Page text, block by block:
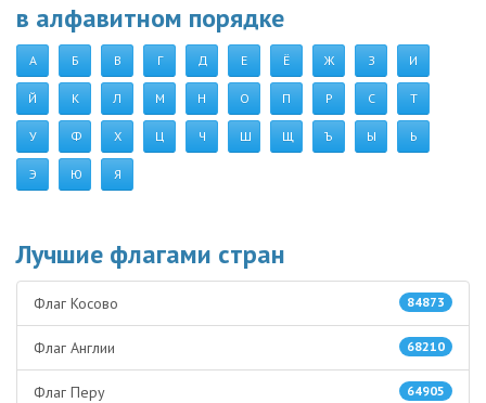
в алфавитном порядке
А Б В Г Д Е Ё Ж З И
Й К Л М Н О П Р С Т
У Ф Х Ц Ч Ш Щ Ъ Ы Ь
Э Ю Я
Лучшие флагами стран
84873
Флаг Косово
68210
Флаг Англии
64905
Флаг Перу